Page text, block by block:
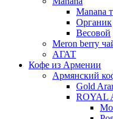
Manana
Органик
Весовой
Meron berry
АГАТ
Кофе из Армении
Армянский
Gold
ROYAL